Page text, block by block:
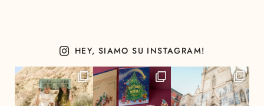
HEY, SIAMO SU INSTAGRAM!